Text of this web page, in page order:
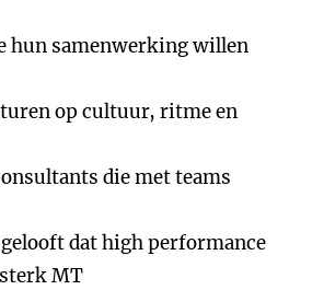
hun samenwerking willen
op cultuur, ritme en
die met teams
dat high performance
MT